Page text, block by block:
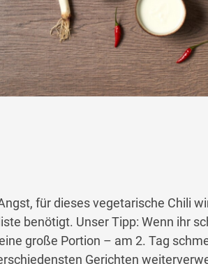
für dieses vegetarische Chili
benötigt. Unser Tipp: Wenn ihr
große Portion – am 2. Tag
Gerichten